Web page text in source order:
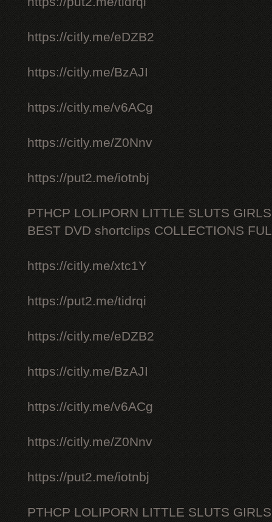
https://citly.me/eDZB2
https://citly.me/BzAJI
https://citly.me/v6ACg
https://citly.me/Z0Nnv
https://put2.me/iotnbj
PTHCP LOLIPORN LITTLE SLUTS
BEST DVD shortclips COLLECTIONS
https://citly.me/xtc1Y
https://put2.me/tidrqi
https://citly.me/eDZB2
https://citly.me/BzAJI
https://citly.me/v6ACg
https://citly.me/Z0Nnv
https://put2.me/iotnbj
PTHCP LOLIPORN LITTLE SLUTS